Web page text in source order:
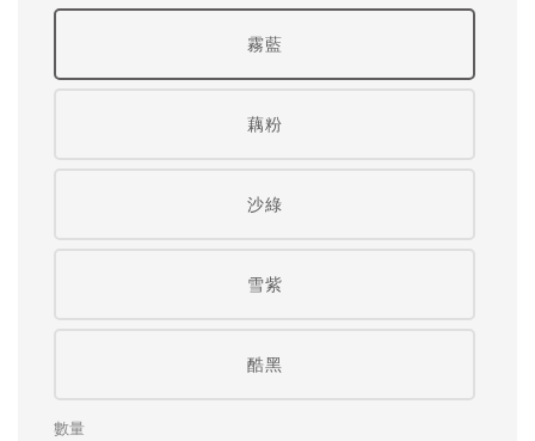
霧藍
藕粉
沙綠
雪紫
酷黑
數量